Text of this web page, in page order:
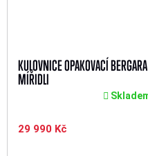
KULOVNICE OPAKOVACÍ
MÍŘIDLI
29 990 Kč